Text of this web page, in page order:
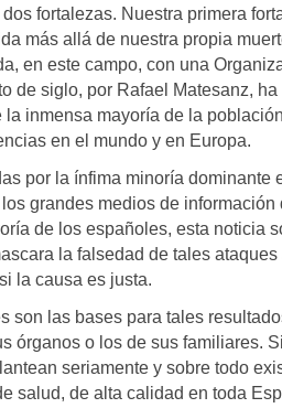
fortalezas. Nuestra primera
más allá de nuestra propia
en este campo, con una
de siglo, por Rafael Matesanz, ha
inmensa mayoría de la
en el mundo y en Europa.
por la ínfima minoría dominante
grandes medios de información
de los españoles, esta noticia
la falsedad de tales ataques
la causa es justa.
son las bases para tales
órganos o los de sus familiares.
seriamente y sobre todo
salud, de alta calidad en toda